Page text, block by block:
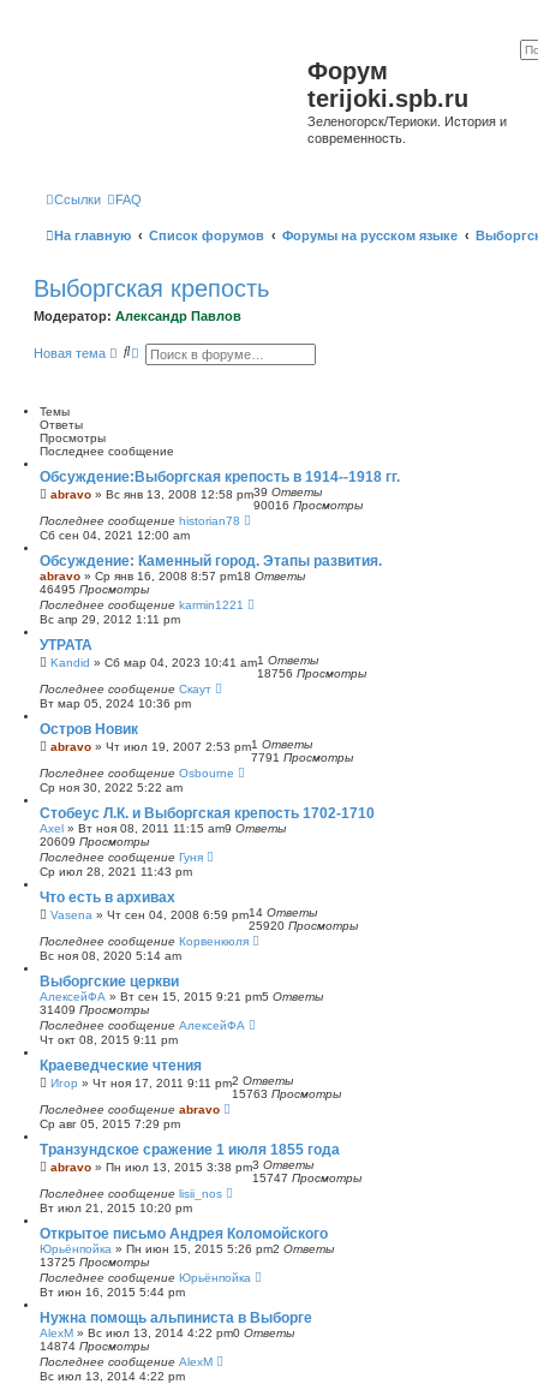
Форум
terijoki.spb.ru
Зеленогорск/Териоки. История и
современность.
Ссылки FAQ
На главную Список форумов Форумы на русском языке
Выборгская крепость
Модератор: Александр Павлов
Новая тема
П Р
н
ы
й
о
и
к
Темы
Ответы
Просмотры
Последнее сообщение
Обсуждение:Выборгская крепость в 1914--1918 гг.
abravo » Вс янв 13, 2008 12:58 pm39 Ответы
90016 Просмотры
Последнее сообщение historian78
Сб сен 04, 2021 12:00 am
Обсуждение: Каменный город. Этапы развития.
abravo » Ср янв 16, 2008 8:57 pm18 Ответы
46495 Просмотры
Последнее сообщение karmin1221
Вс апр 29, 2012 1:11 pm
УТРАТА
Kandid » Сб мар 04, 2023 10:41 am1 Ответы
18756 Просмотры
Последнее сообщение Скаут
Вт мар 05, 2024 10:36 pm
Остров Новик
abravo » Чт июл 19, 2007 2:53 pm1 Ответы
7791 Просмотры
Последнее сообщение Osbourne
Ср ноя 30, 2022 5:22 am
Стобеус Л.К. и Выборгская крепость 1702-1710
Axel » Вт ноя 08, 2011 11:15 am9 Ответы
20609 Просмотры
Последнее сообщение Гуня
Ср июл 28, 2021 11:43 pm
Что есть в архивах
Vasena » Чт сен 04, 2008 6:59 pm14 Ответы
25920 Просмотры
Последнее сообщение Корвенкюля
Вс ноя 08, 2020 5:14 am
Выборгские церкви
АлексейФА » Вт сен 15, 2015 9:21 pm5 Ответы
31409 Просмотры
Последнее сообщение АлексейФА
Чт окт 08, 2015 9:11 pm
Краеведческие чтения
Игор » Чт ноя 17, 2011 9:11 pm2 Ответы
15763 Просмотры
Последнее сообщение abravo
Ср авг 05, 2015 7:29 pm
Транзундское сражение 1 июля 1855 года
abravo » Пн июл 13, 2015 3:38 pm3 Ответы
15747 Просмотры
Последнее сообщение lisii_nos
Вт июл 21, 2015 10:20 pm
Открытое письмо Андрея Коломойского
Юрьёнпойка » Пн июн 15, 2015 5:26 pm2 Ответы
13725 Просмотры
Последнее сообщение Юрьёнпойка
Вт июн 16, 2015 5:44 pm
Нужна помощь альпиниста в Выборге
AlexM » Вс июл 13, 2014 4:22 pm0 Ответы
14874 Просмотры
Последнее сообщение AlexM
Вс июл 13, 2014 4:22 pm